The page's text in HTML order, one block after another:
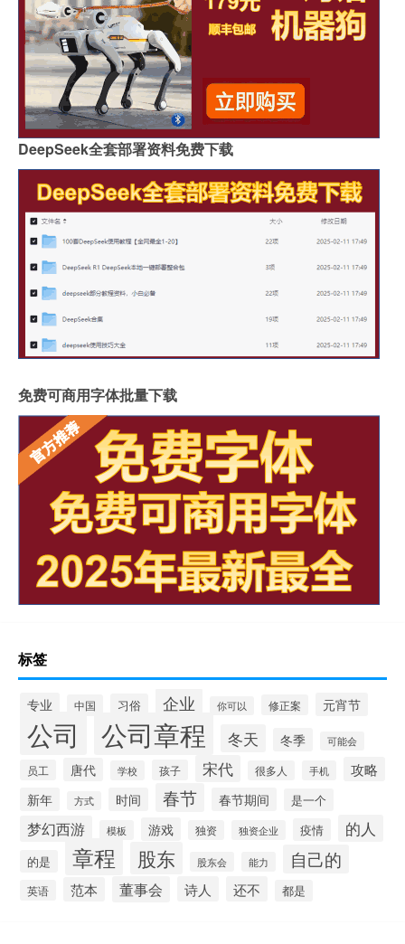
DeepSeek全套部署资料免费下载
免费可商用字体批量下载
标签
专业 中国 习俗 企业 你可以 修正案 元宵节
公司 公司章程 冬天 冬季 可能会
员工 唐代 学校 孩子 宋代 很多人 手机 攻略
新年 方式 时间 春节 春节期间 是一个
梦幻西游 模板 游戏 独资 独资企业 疫情 的人
的是 章程 股东 股东会 能力 自己的
英语 范本 董事会 诗人 还不 都是